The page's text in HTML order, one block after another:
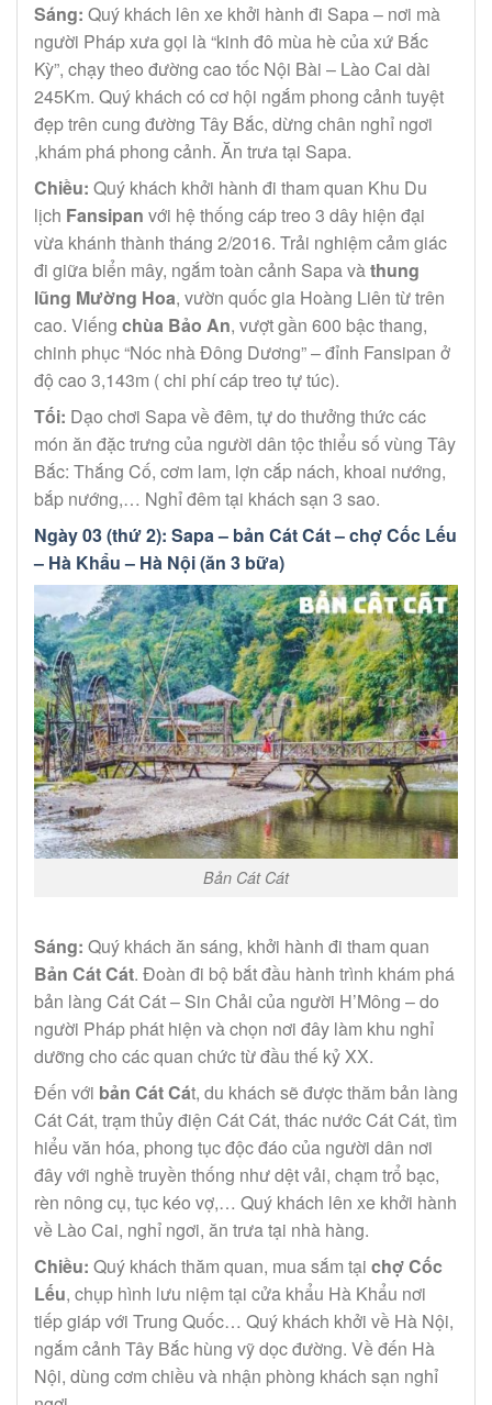
Sáng: Quý khách lên xe khởi hành đi Sapa – nơi mà
người Pháp xưa gọi là “kinh đô mùa hè của xứ Bắc
Kỳ”, chạy theo đường cao tốc Nội Bài – Lào Cai dài
245Km. Quý khách có cơ hội ngắm phong cảnh tuyệt
đẹp trên cung đường Tây Bắc, dừng chân nghỉ ngơi
,khám phá phong cảnh. Ăn trưa tại Sapa.
Chiều: Quý khách khởi hành đi tham quan Khu Du
lịch Fansipan với hệ thống cáp treo 3 dây hiện đại
vừa khánh thành tháng 2/2016. Trải nghiệm cảm giác
đi giữa biển mây, ngắm toàn cảnh Sapa vàthung
lũng Mường Hoa, vườn quốc gia Hoàng Liên từ trên
cao. Viếng chùa Bảo An, vượt gần 600 bậc thang,
chinh phục “Nóc nhà Đông Dương” – đỉnh Fansipan ở
độ cao 3,143m ( chi phí cáp treo tự túc).
Tối: Dạo chơi Sapa về đêm, tự do thưởng thức các
món ăn đặc trưng của người dân tộc thiểu số vùng Tây
Bắc: Thắng Cố, cơm lam, lợn cắp nách, khoai nướng,
bắp nướng,… Nghỉ đêm tại khách sạn 3 sao.
Ngày 03 (thứ 2): Sapa – bản Cát Cát – chợ Cốc Lếu
– Hà Khẩu – Hà Nội (ăn 3 bữa)
Bản Cát Cát
Sáng: Quý khách ăn sáng, khởi hành đi tham quan
Bản Cát Cát. Đoàn đi bộ bắt đầu hành trình khám phá
bản làng Cát Cát – Sin Chải của người H’Mông – do
người Pháp phát hiện và chọn nơi đây làm khu nghỉ
dưỡng cho các quan chức từ đầu thế kỷ XX.
Đến với bản Cát Cát, du khách sẽ được thăm bản làng
Cát Cát, trạm thủy điện Cát Cát, thác nước Cát Cát, tìm
hiểu văn hóa, phong tục độc đáo của người dân nơi
đây với nghề truyền thống như dệt vải, chạm trổ bạc,
rèn nông cụ, tục kéo vợ,… Quý khách lên xe khởi hành
về Lào Cai, nghỉ ngơi, ăn trưa tại nhà hàng.
Chiều: Quý khách thăm quan, mua sắm tại chợ Cốc
Lếu, chụp hình lưu niệm tại cửa khẩu Hà Khẩu nơi
tiếp giáp với Trung Quốc… Quý khách khởi về Hà Nội,
ngắm cảnh Tây Bắc hùng vỹ dọc đường. Về đến Hà
Nội, dùng cơm chiều và nhận phòng khách sạn nghỉ